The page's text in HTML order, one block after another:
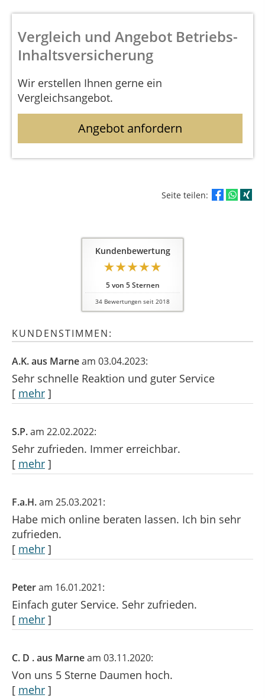
Vergleich und Angebot Betriebs-
Inhaltsversicherung
Wir erstellen Ihnen gerne ein
Vergleichsangebot.
Angebot anfordern
Seite teilen:
Kundenbewertung
5von 5Sternen
34 Bewertungen seit 2018
KUNDENSTIMMEN:
A.K. aus Marneam 03.04.2023:
Sehr schnelle Reaktion und guter Service
[ mehr ]
S.P.am 22.02.2022:
Sehr zufrieden. Immer erreichbar.
[ mehr ]
F.a.H.am 25.03.2021:
Habe mich online beraten lassen. Ich bin sehr
zufrieden.
[ mehr ]
Peteram 16.01.2021:
Einfach guter Service. Sehr zufrieden.
[ mehr ]
C. D . aus Marneam 03.11.2020:
Von uns 5 Sterne Daumen hoch.
[ mehr ]